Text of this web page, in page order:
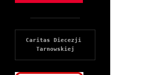
Caritas Diecezji
Tarnowskiej